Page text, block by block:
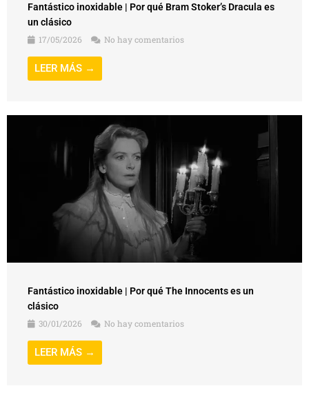
Fantástico inoxidable | Por qué Bram Stoker’s Dracula es
un clásico
17/05/2026
No hay comentarios
LEER MÁS →
Fantástico inoxidable | Por qué The Innocents es un
clásico
30/01/2026
No hay comentarios
LEER MÁS →